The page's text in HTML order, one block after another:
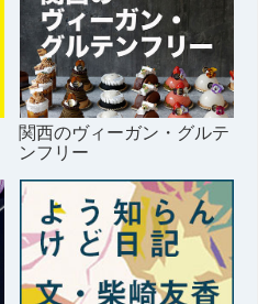
関西のヴィーガン・グルテ
ンフリー